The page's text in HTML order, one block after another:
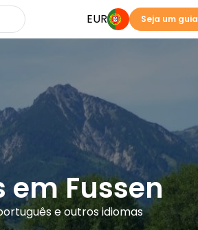
EUR Seja um guia
Fussen
e outros idiomas